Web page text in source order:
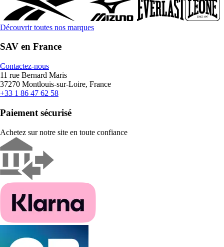
Découvrir toutes nos marques
SAV en France
Contactez-nous
11 rue Bernard Maris
37270 Montlouis-sur-Loire, France
+33 1 86 47 62 58
Paiement sécurisé
Achetez sur notre site en toute confiance